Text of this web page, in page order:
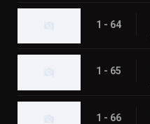
1 - 64
1 - 65
1 - 66